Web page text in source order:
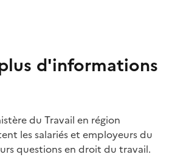
d'informations
du Travail en région
les salariés et employeurs du
questions en droit du travail.